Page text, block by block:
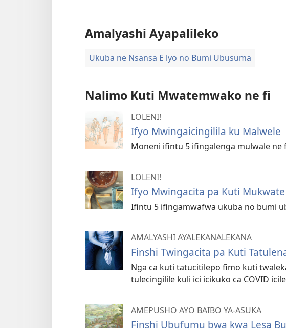
Amalyashi Ayapalileko
Ukuba ne Nsansa E lyo no Bumi Ubusuma
Nalimo Kuti Mwatemwako ne fi
LOLENI!
Ifyo Mwingaicingilila ku Malwele
Moneni ifintu 5 ifingalenga mulwale ne
LOLENI!
Ifyo Mwingacita pa Kuti
Ifintu 5 ifingamwafwa ukuba no bumi
AMALYASHI AYALEKANALEKANA
Finshi Twingacita pa Kuti
Nga ca kuti tatucitilepo fimo kuti
tulecingilile kuli ici icikuko ca COVID
AMEPUSHO AYO BAIBO YA-ASUKA
Finshi Ubufumu bwa kwa Lesa